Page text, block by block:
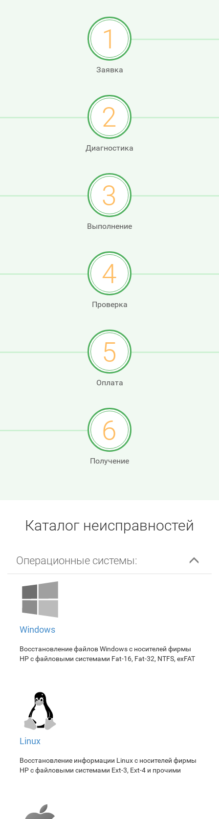
1
Заявка
2
Диагностика
3
Выполнение
4
Проверка
5
Оплата
6
Получение
Каталог неисправностей
Операционные системы:
Windows
Восстановление файлов Windows с носителей фирмы
HP с файловыми системами Fat-16, Fat-32, NTFS, exFAT
Linux
Восстановление информации Linux с носителей фирмы
HP с файловыми системами Ext-3, Ext-4 и прочими